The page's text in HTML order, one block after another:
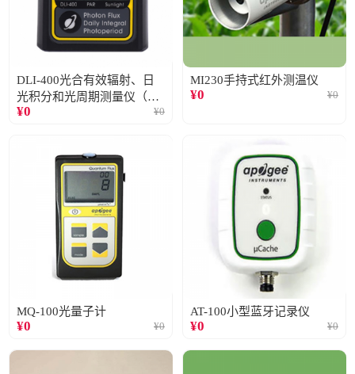
DLI-400光合有效辐射、日
光积分和光周期测量仪（仅
阳光）
¥0 ¥0
MI230手持式红外测温仪
¥0 ¥0
MQ-100光量子计
¥0 ¥0
AT-100小型蓝牙记录仪
¥0 ¥0